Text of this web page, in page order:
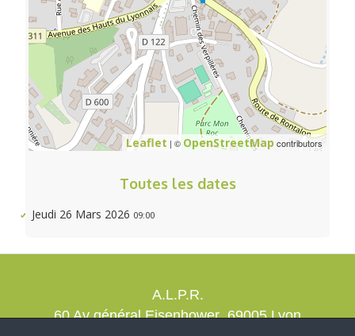
Leaflet | © OpenStreetMap contributors
Toutes les dates
Jeudi 26 Mars 2026 09:00
A.L.P.R.
60 Av général Eisenhower 69005 Lyon